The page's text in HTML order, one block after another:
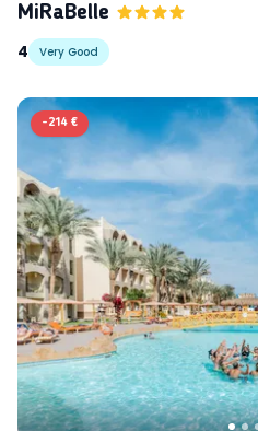
MiRaBelle
4
Very Good
-214 €